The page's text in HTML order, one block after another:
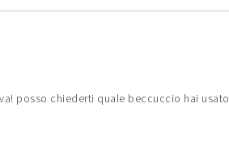
posso chiederti quale beccuccio hai usato